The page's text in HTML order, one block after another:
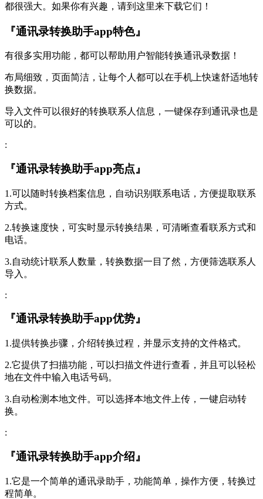
都很强大。如果你有兴趣，请到这里来下载它们！
『通讯录转换助手app特色』
有很多实用功能，都可以帮助用户智能转换通讯录数据！
布局细致，页面简洁，让每个人都可以在手机上快速舒适地转
换数据。
导入文件可以很好的转换联系人信息，一键保存到通讯录也是
可以的。
:
『通讯录转换助手app亮点』
1.可以随时转换档案信息，自动识别联系电话，方便提取联系
方式。
2.转换速度快，可实时显示转换结果，可清晰查看联系方式和
电话。
3.自动统计联系人数量，转换数据一目了然，方便筛选联系人
导入。
:
『通讯录转换助手app优势』
1.提供转换步骤，介绍转换过程，并显示支持的文件格式。
2.它提供了扫描功能，可以扫描文件进行查看，并且可以轻松
地在文件中输入电话号码。
3.自动检测本地文件。可以选择本地文件上传，一键启动转
换。
:
『通讯录转换助手app介绍』
1.它是一个简单的通讯录助手，功能简单，操作方便，转换过
程简单。